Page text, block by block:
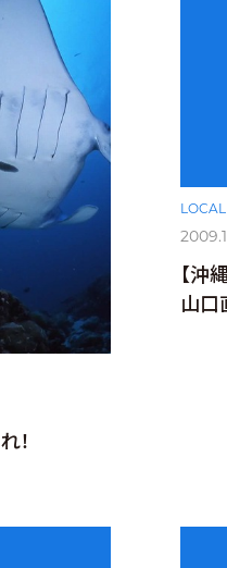
！
【沖
山口